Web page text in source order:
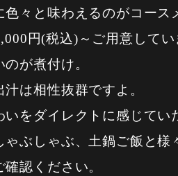
々と味わえるのがコース
円(税込)～ご用意してい
が煮付け。
は相性抜群ですよ。
をダイレクトに感じてい
ぶしゃぶ、土鍋ご飯と様
認ください。